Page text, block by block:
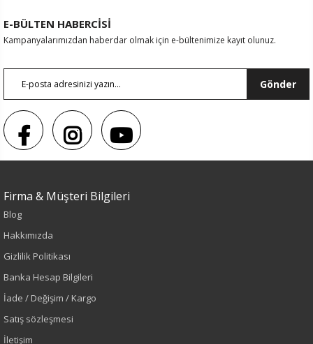
E-BÜLTEN HABERCİSİ
Kampanyalarımızdan haberdar olmak için e-bültenimize kayıt olunuz.
Gönder
Firma & Müşteri Bilgileri
Blog
Hakkımızda
Gizlilik Politikası
Banka Hesap Bilgileri
İade / Değişim / Kargo
Satış sözleşmesi
İletişim